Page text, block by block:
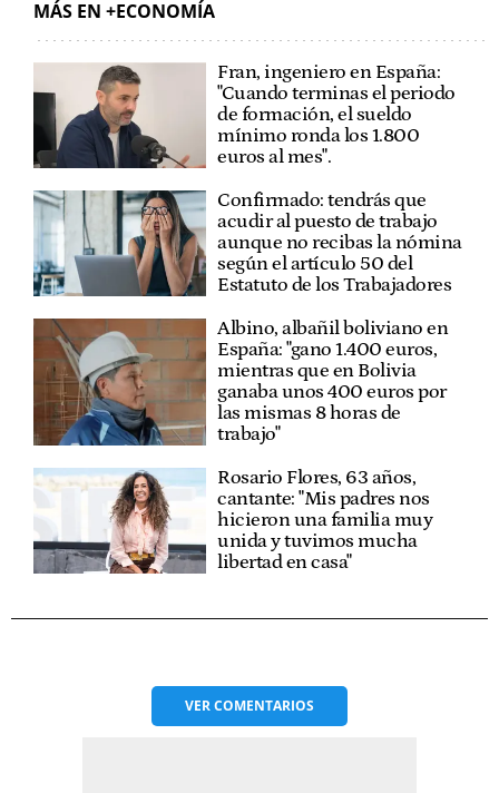
MÁS EN +ECONOMÍA
Fran, ingeniero en España:
"Cuando terminas el periodo
de formación, el sueldo
mínimo ronda los 1.800
euros al mes".
Confirmado: tendrás que
acudir al puesto de trabajo
aunque no recibas la nómina
según el artículo 50 del
Estatuto de los Trabajadores
Albino, albañil boliviano en
España: "gano 1.400 euros,
mientras que en Bolivia
ganaba unos 400 euros por
las mismas 8 horas de
trabajo"
Rosario Flores, 63 años,
cantante: "Mis padres nos
hicieron una familia muy
unida y tuvimos mucha
libertad en casa"
VERCOMENTARIOS